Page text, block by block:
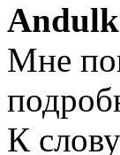
Мне
К